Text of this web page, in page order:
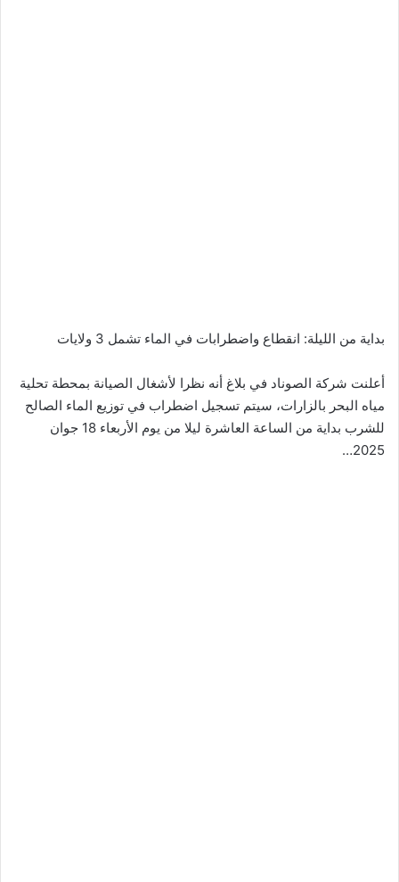
بداية من الليلة: انقطاع واضطرابات في الماء تشمل 3 ولايات
أعلنت شركة الصوناد في بلاغ أنه نظرا لأشغال الصيانة بمحطة تحلية
مياه البحر بالزارات، سيتم تسجيل اضطراب في توزيع الماء الصالح
للشرب بداية من الساعة العاشرة ليلا من يوم الأربعاء 18 جوان
2025…